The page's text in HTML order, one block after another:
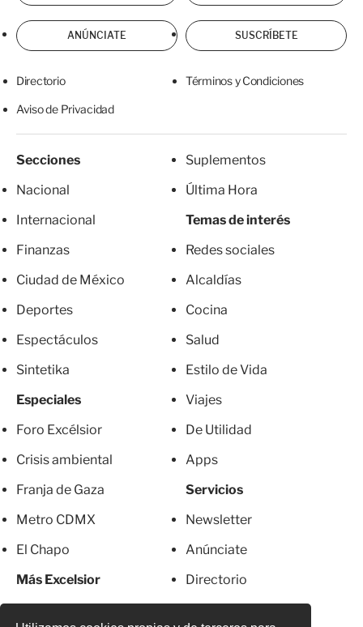
ANÚNCIATE SUSCRÍBETE
Directorio Términos y Condiciones
Aviso de Privacidad
Secciones
Nacional
Internacional
Finanzas
Ciudad de México
Deportes
Espectáculos
Sintetika
Especiales
Foro Excélsior
Crisis ambiental
Franja de Gaza
Metro CDMX
El Chapo
Más Excelsior
Suplementos
Última Hora
Temas de interés
Redes sociales
Alcaldías
Cocina
Salud
Estilo de Vida
Viajes
De Utilidad
Apps
Servicios
Newsletter
Anúnciate
Directorio